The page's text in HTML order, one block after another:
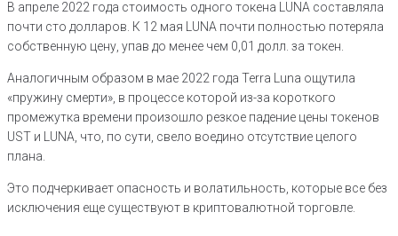
В апреле 2022 года стоимость одного токена LUNA составляла
почти сто долларов. К 12 мая LUNA почти полностью потеряла
собственную цену, упав до менее чем 0,01 долл. за токен.
Аналогичным образом в мае 2022 года Terra Luna ощутила
«пружину смерти», в процессе которой из-за короткого
промежутка времени произошло резкое падение цены токенов
UST и LUNA, что, по сути, свело воедино отсутствие целого
плана.
Это подчеркивает опасность и волатильность, которые все без
исключения еще существуют в криптовалютной торговле.